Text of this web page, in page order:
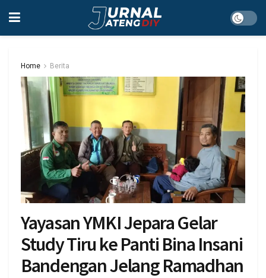
Home Berita
Yayasan YMKI Jepara Gelar
Study Tiru ke Panti Bina Insani
Bandengan Jelang Ramadhan